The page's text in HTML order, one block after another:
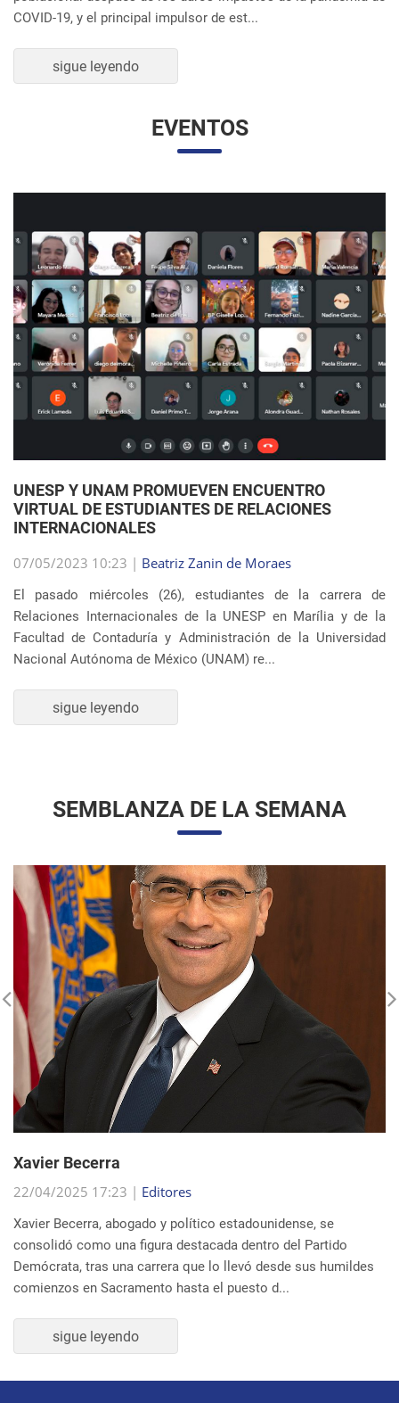
UNESP Y UNAM PROMUEVEN ENCUENTRO
VIRTUAL DE ESTUDIANTES DE RELACIONES
INTERNACIONALES
07/05/2023 10:23 | Beatriz Zanin de Moraes
El pasado miércoles (26), estudiantes de la carrera de
Facultad de Contaduría y Administración de la Universidad
Nacional Autónoma de México (UNAM) re...
sigue leyendo
SEMBLANZA DE LA SEMANA
Xavier Becerra
22/04/2025 17:23 |Editores
Xavier Becerra, abogado y político estadounidense, se
consolidó como una figura destacada dentro del Partido
Demócrata, tras una carrera que lo llevó desde sus humildes
sigue leyendo
buscar noticias